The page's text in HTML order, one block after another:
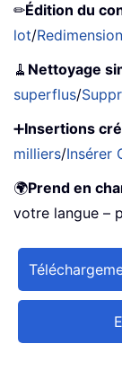
✏Édition du
lot/
🧹 Nettoyage
superflus/
➕Insertions
milliers/Insérer
🌍Prend en
votre langue –